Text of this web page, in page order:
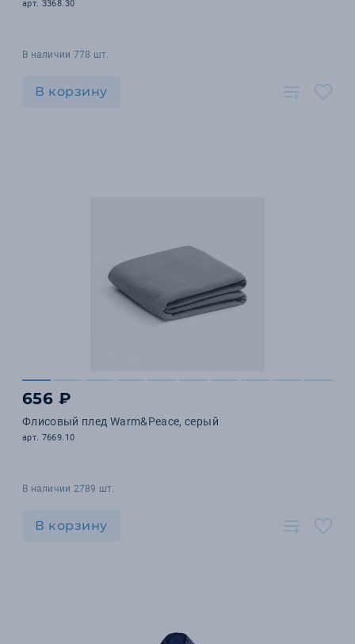
арт. 3368.30
В наличии 778 шт.
В корзину
656 ₽
Флисовый плед Warm&Peace, серый
арт. 7669.10
В наличии 2789 шт.
В корзину